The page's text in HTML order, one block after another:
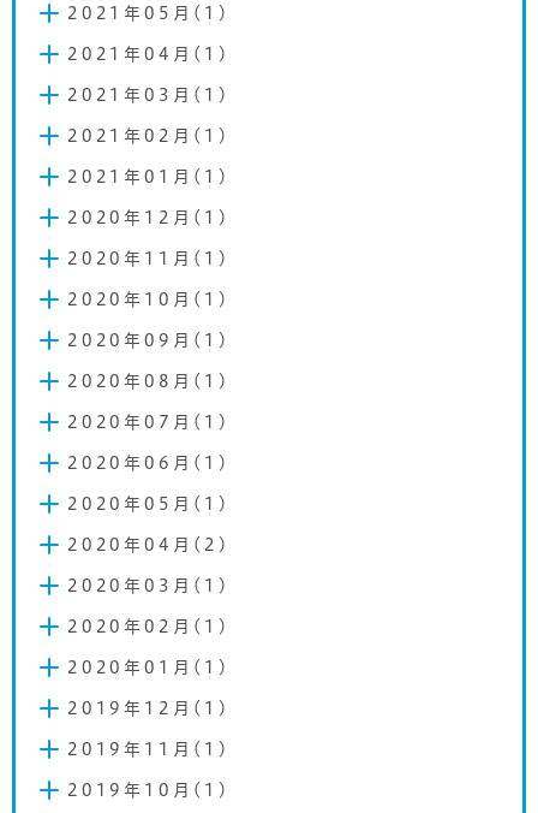
2021年05月(1)
2021年04月(1)
2021年03月(1)
2021年02月(1)
2021年01月(1)
2020年12月(1)
2020年11月(1)
2020年10月(1)
2020年09月(1)
2020年08月(1)
2020年07月(1)
2020年06月(1)
2020年05月(1)
2020年04月(2)
2020年03月(1)
2020年02月(1)
2020年01月(1)
2019年12月(1)
2019年11月(1)
2019年10月(1)